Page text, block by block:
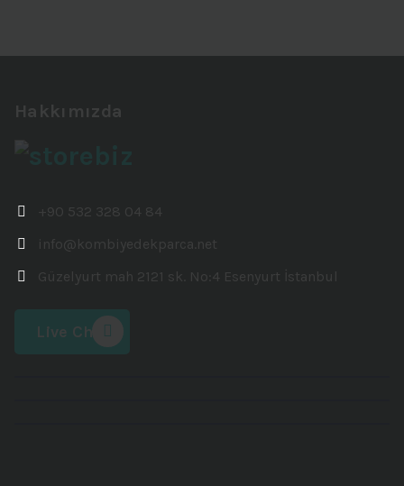
Hakkımızda
+90 532 328 04 84
info@kombiyedekparca.net
Güzelyurt mah 2121 sk. No:4 Esenyurt İstanbul
Live Chat